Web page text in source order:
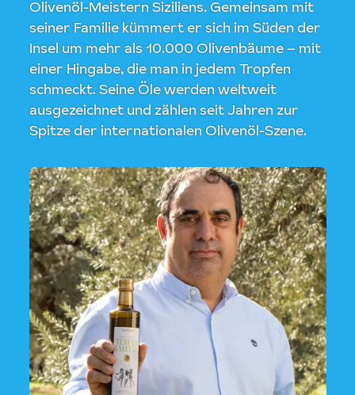
Olivenöl-Meistern Siziliens. Gemeinsam mit
seiner Familie kümmert er sich im Süden der
Insel um mehr als 10.000 Olivenbäume – mit
einer Hingabe, die man in jedem Tropfen
schmeckt. Seine Öle werden weltweit
ausgezeichnet und zählen seit Jahren zur
Spitze der internationalen Olivenöl-Szene.